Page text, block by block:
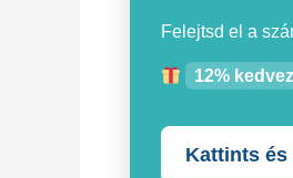
Felejtsd el a
12%
Kattints